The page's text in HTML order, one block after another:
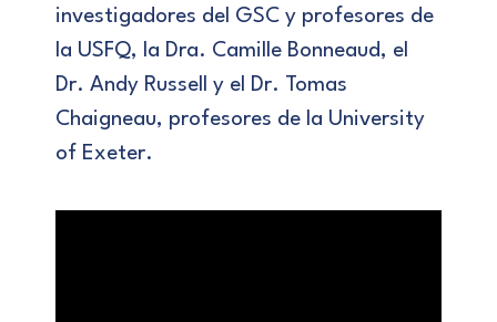
investigadores del GSC y profesores de
la USFQ, la Dra. Camille Bonneaud, el
Dr. Andy Russell y el Dr. Tomas
Chaigneau, profesores de la University
of Exeter.